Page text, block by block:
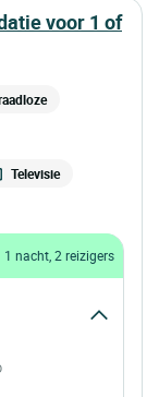
Televisie
1 nacht, 2 reizigers